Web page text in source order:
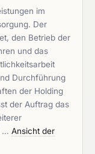
im
Der
den Betrieb der
und das
Durchführung
der Holding
der Auftrag das
… Ansicht der